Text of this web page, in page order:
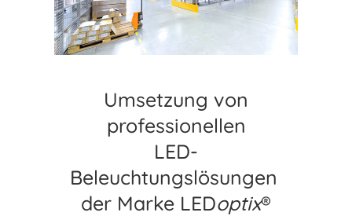
Umsetzung von
professionellen
LED-
Beleuchtungslösungen
der Marke LEDoptix®